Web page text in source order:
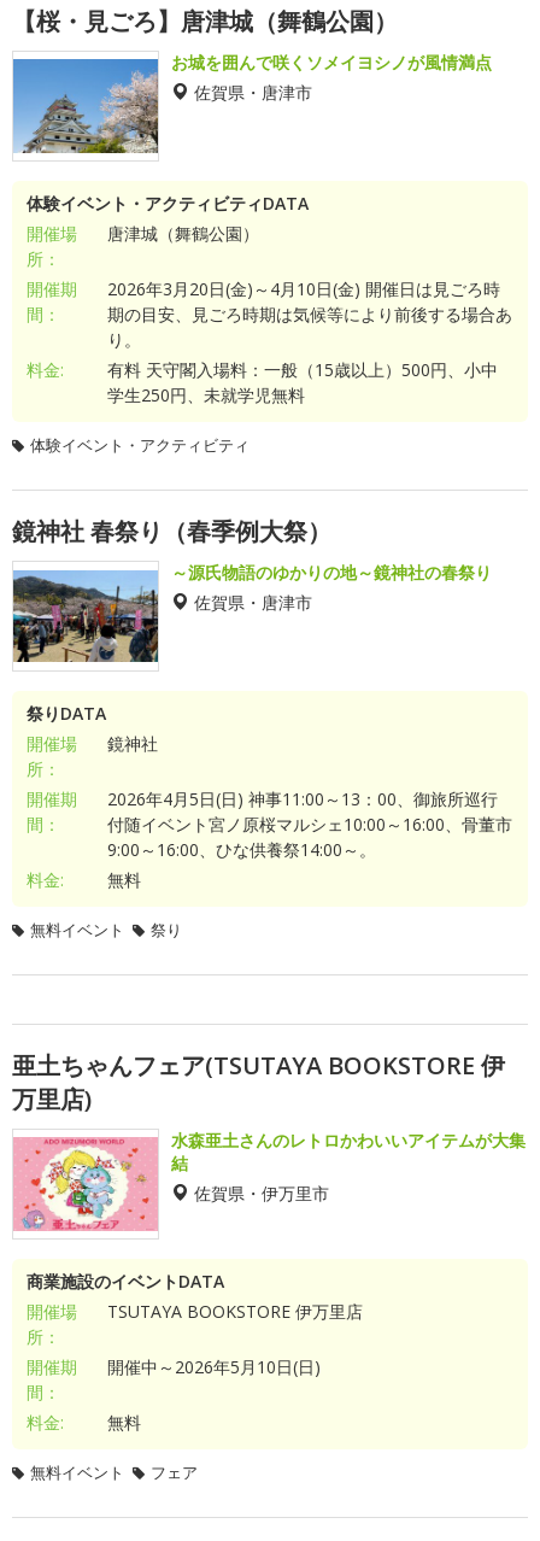
【桜・見ごろ】唐津城（舞鶴公園）
お城を囲んで咲くソメイヨシノが風情満点
佐賀県・唐津市
体験イベント・アクティビティDATA
開催場
所：
唐津城（舞鶴公園）
開催期
間：
2026年3月20日(金)～4月10日(金) 開催日は見ごろ時
期の目安、見ごろ時期は気候等により前後する場合あ
り。
料金:
有料 天守閣入場料：一般（15歳以上）500円、小中
学生250円、未就学児無料
体験イベント・アクティビティ
鏡神社 春祭り（春季例大祭）
～源氏物語のゆかりの地～鏡神社の春祭り
佐賀県・唐津市
祭りDATA
開催場
所：
鏡神社
開催期
間：
2026年4月5日(日) 神事11:00～13：00、御旅所巡行
付随イベント宮ノ原桜マルシェ10:00～16:00、骨董市
9:00～16:00、ひな供養祭14:00～。
料金:
無料
無料イベント 祭り
亜土ちゃんフェア(TSUTAYA BOOKSTORE 伊
万里店)
水森亜土さんのレトロかわいいアイテムが大集
結
佐賀県・伊万里市
商業施設のイベントDATA
開催場
所：
TSUTAYA BOOKSTORE 伊万里店
開催期
間：
開催中～2026年5月10日(日)
料金: 無料
無料イベント フェア